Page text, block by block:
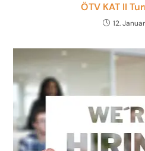
ÖTV KAT II
12.